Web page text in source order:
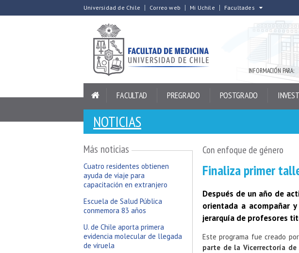
Universidad de Chile Correo web Mi Uchile Facultades
INFORMACIÓN PARA:
FACULTAD PREGRADO POSTGRADO
NOTICIAS
Más noticias
Cuatro residentes obtienen
ayuda de viaje para
capacitación en extranjero
Escuela de Salud Pública
conmemora 83 años
U. de Chile aporta primera
evidencia molecular de llegada
de viruela
Con enfoque de género
Finaliza primer
Después de un año de
orientada a acompañar
jerarquía de profesores
Este programa fue creado por
parte de la Vicerrectoría de